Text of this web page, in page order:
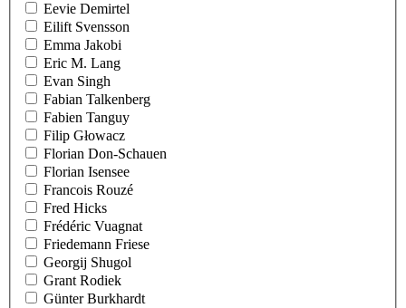
Eevie Demirtel
Eilift Svensson
Emma Jakobi
Eric M. Lang
Evan Singh
Fabian Talkenberg
Fabien Tanguy
Filip Głowacz
Florian Don-Schauen
Florian Isensee
Francois Rouzé
Fred Hicks
Frédéric Vuagnat
Friedemann Friese
Georgij Shugol
Grant Rodiek
Günter Burkhardt